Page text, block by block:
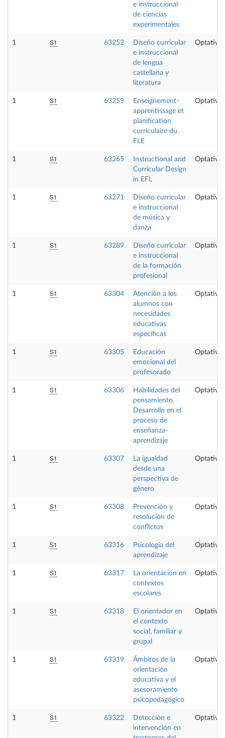
e instruccional
de ciencias
experimentales
1 S1 63252
Diseño curricular
e instruccional
de lengua
castellana y
literatura
Optativa
1 S1 63259
Enseignement-
apprentissage et
planification
curriculaire du
FLE
Optativa
1 S1 63265
Instructional and
Curricular Design
in EFL
Optativa
1 S1 63271
Diseño curricular
e instruccional
de música y
danza
Optativa
1 S1 63289
Diseño curricular
e instruccional
de la formación
profesional
Optativa
1 S1 63304
Atención a los
alumnos con
necesidades
educativas
específicas
Optativa
1 S1 63305
Educación
emocional del
profesorado
Optativa
1 S1 63306
Habilidades del
pensamiento.
Desarrollo en el
proceso de
enseñanza-
aprendizaje
Optativa
1 S1 63307
La igualdad
desde una
perspectiva de
género
Optativa
1 S1 63308
Prevención y
resolución de
conflictos
Optativa
1 S1 63316
Psicología del
aprendizaje
Optativa
1 S1 63317
La orientación en
contextos
escolares
Optativa
1 S1 63318
El orientador en
el contexto
social, familiar y
grupal
Optativa
1 S1 63319
Ámbitos de la
orientación
educativa y el
asesoramiento
psicopedagógico
Optativa
1 S1 63322
Detección e
intervención en
Optativa